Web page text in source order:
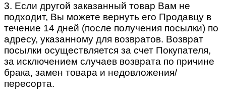
3. Если другой заказанный товар Вам не
подходит, Вы можете вернуть его Продавцу в
течение 14 дней (после получения посылки) по
адресу, указанному для возвратов. Возврат
посылки осуществляется за счет Покупателя,
за исключением случаев возврата по причине
брака, замен товара и недовложения/
пересорта.